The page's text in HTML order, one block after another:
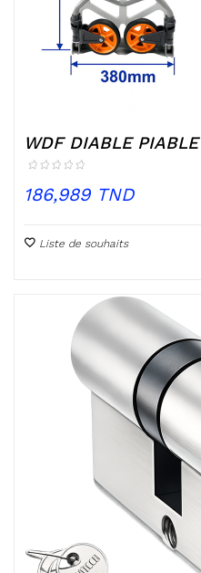
WDF DIABLE
Prix
186,989 TND
Liste de souhaits